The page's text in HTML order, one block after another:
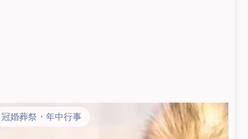
冠婚葬祭・年中行事